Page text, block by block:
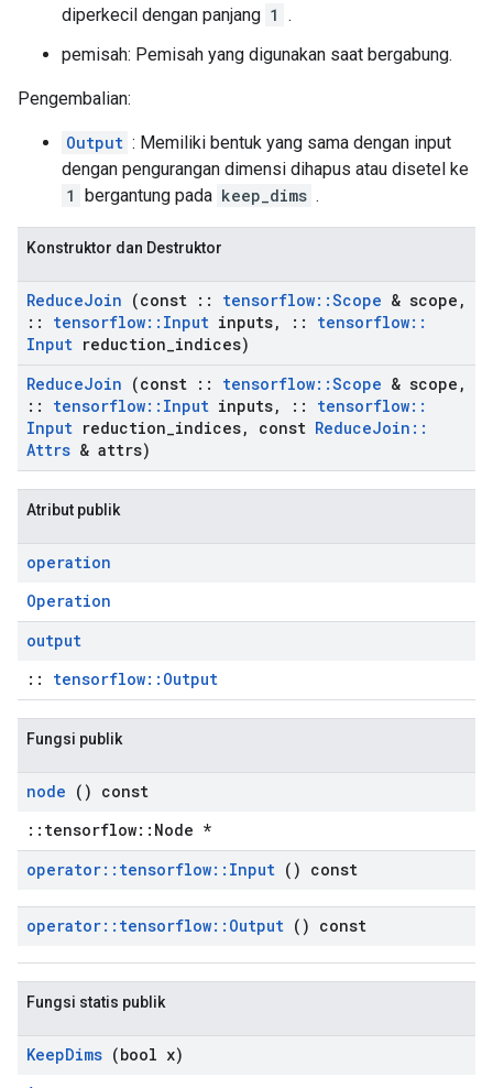
diperkecil dengan panjang 1 .
pemisah: Pemisah yang digunakan saat bergabung.
Pengembalian:
Output : Memiliki bentuk yang sama dengan input
dengan pengurangan dimensi dihapus atau disetel ke
1 bergantung pada keep_dims .
Konstruktor dan Destruktor
ReduceJoin (const :: tensorflow::Scope & scope ,
::
tensorflow:: Input inputs, :: tensorflow::
Input reduction indices)
ReduceJoin (const :: tensorflow::Scope & scope ,
::
tensorflow:: Input inputs, :: tensorflow::
Input reduction indices, const ReduceJoin ::
Attrs & attrs)
Atribut publik
operation
Operation
output
:: tensorflow::Output
Fungsi publik
node () const
::tensorflow::Node *
operator:: tensorflow:: Input () const
operator:: tensorflow:: Output () const
Fungsi statis publik
KeepDims (bool x)